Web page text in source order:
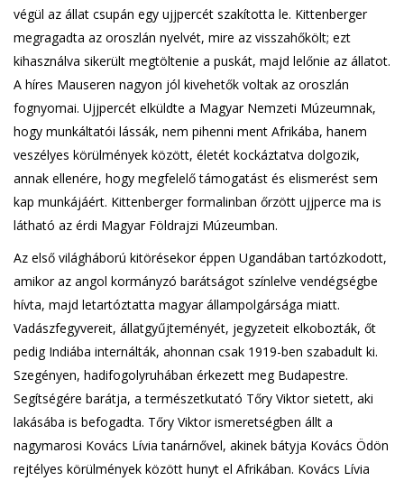
végül az állat csupán egy ujjpercét szakította le. Kittenberger
megragadta az oroszlán nyelvét, mire az visszahőkölt; ezt
kihasználva sikerült megtöltenie a puskát, majd lelőnie az állatot.
A híres Mauseren nagyon jól kivehetők voltak az oroszlán
fognyomai. Ujjpercét elküldte a Magyar Nemzeti Múzeumnak,
hogy munkáltatói lássák, nem pihenni ment Afrikába, hanem
veszélyes körülmények között, életét kockáztatva dolgozik,
annak ellenére, hogy megfelelő támogatást és elismerést sem
kap munkájáért. Kittenberger formalinban őrzött ujjperce ma is
látható az érdi Magyar Földrajzi Múzeumban.
Az első világháború kitörésekor éppen Ugandában tartózkodott,
amikor az angol kormányzó barátságot színlelve vendégségbe
hívta, majd letartóztatta magyar állampolgársága miatt.
Vadászfegyvereit, állatgyűjteményét, jegyzeteit elkobozták, őt
pedig Indiába internálták, ahonnan csak 1919-ben szabadult ki.
Szegényen, hadifogolyruhában érkezett meg Budapestre.
Segítségére barátja, a természetkutató Tőry Viktor sietett, aki
lakásába is befogadta. Tőry Viktor ismeretségben állt a
nagymarosi Kovács Lívia tanárnővel, akinek bátyja Kovács Ödön
rejtélyes körülmények között hunyt el Afrikában. Kovács Lívia